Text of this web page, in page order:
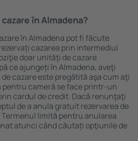
în Almadena?
în Almadena pot fi făcute
cazarea prin intermediul
doar unităţi de cazare
ce ajungeți în Almadena, aveţi
cazare este pregătită aşa cum aţi
cameră se face printr-un
cardul de credit. Dacă renunţaţi
de a anula gratuit rezervarea de
limită pentru anularea
atunci când căutați opţiunile de